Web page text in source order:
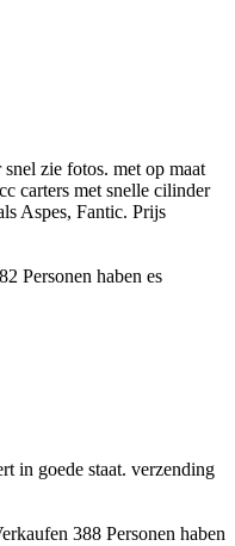
zie fotos. met op maat
carters met snelle cilinder
Aspes, Fantic. Prijs
Personen haben es
in goede staat. verzending
388 Personen haben